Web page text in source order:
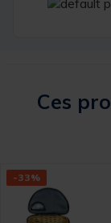
Ces
-33%